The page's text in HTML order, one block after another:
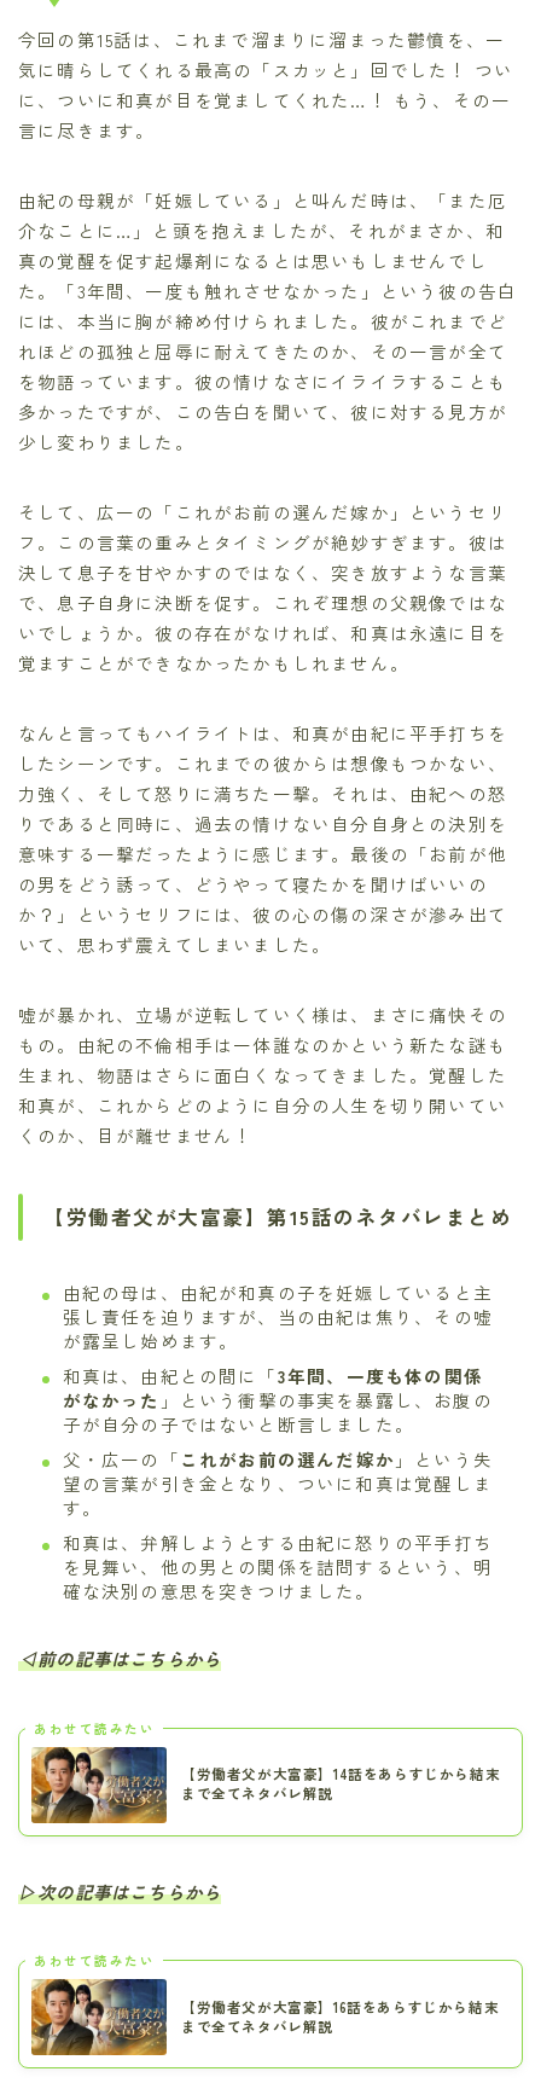
今回の第15話は、これまで溜まりに溜まった鬱憤を、一
気に晴らしてくれる最高の「スカッと」回でした！ つい
に、ついに和真が目を覚ましてくれた…！ もう、その一
言に尽きます。
由紀の母親が「妊娠している」と叫んだ時は、「また厄
介なことに…」と頭を抱えましたが、それがまさか、和
真の覚醒を促す起爆剤になるとは思いもしませんでし
た。「3年間、一度も触れさせなかった」という彼の告白
には、本当に胸が締め付けられました。彼がこれまでど
れほどの孤独と屈辱に耐えてきたのか、その一言が全て
を物語っています。彼の情けなさにイライラすることも
多かったですが、この告白を聞いて、彼に対する見方が
少し変わりました。
そして、広一の「これがお前の選んだ嫁か」というセリ
フ。この言葉の重みとタイミングが絶妙すぎます。彼は
決して息子を甘やかすのではなく、突き放すような言葉
で、息子自身に決断を促す。これぞ理想の父親像ではな
いでしょうか。彼の存在がなければ、和真は永遠に目を
覚ますことができなかったかもしれません。
なんと言ってもハイライトは、和真が由紀に平手打ちを
したシーンです。これまでの彼からは想像もつかない、
力強く、そして怒りに満ちた一撃。それは、由紀への怒
りであると同時に、過去の情けない自分自身との決別を
意味する一撃だったように感じます。最後の「お前が他
の男をどう誘って、どうやって寝たかを聞けばいいの
か？」というセリフには、彼の心の傷の深さが滲み出て
いて、思わず震えてしまいました。
嘘が暴かれ、立場が逆転していく様は、まさに痛快その
もの。由紀の不倫相手は一体誰なのかという新たな謎も
生まれ、物語はさらに面白くなってきました。覚醒した
和真が、これからどのように自分の人生を切り開いてい
くのか、目が離せません！
【労働者父が大富豪】第15話のネタバレまとめ
由紀の母は、由紀が和真の子を妊娠していると主
張し責任を迫りますが、当の由紀は焦り、その嘘
が露呈し始めます。
和真は、由紀との間に「3年間、一度も体の関係
がなかった 」という衝撃の事実を暴露し、お腹の
子が自分の子ではないと断言しました。
父・広一の「これがお前の選んだ嫁か 」という失
望の言葉が引き金となり、ついに和真は覚醒しま
す。
和真は、弁解しようとする由紀に怒りの平手打ち
を見舞い、他の男との関係を詰問するという、明
確な決別の意思を突きつけました。
◁前の記事はこちらから
あわせて読みたい
【労働者父が大富豪】14話をあらすじから結末
まで全てネタバレ解説
▷次の記事はこちらから
あわせて読みたい
【労働者父が大富豪】16話をあらすじから結末
まで全てネタバレ解説